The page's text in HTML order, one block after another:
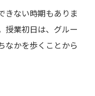
きない時期もありま
授業初日は、グルー
なかを歩くことから